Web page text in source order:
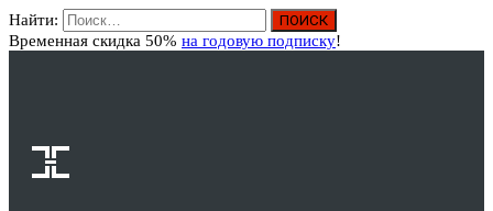
Найти:
Временная скидка 50% на годовую подписку!